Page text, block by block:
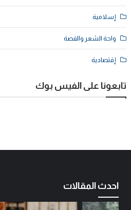
إسلامية
واحة الشعر والقصة
إقتصادية
تابعونا على الفيس بوك
احدث المقالات